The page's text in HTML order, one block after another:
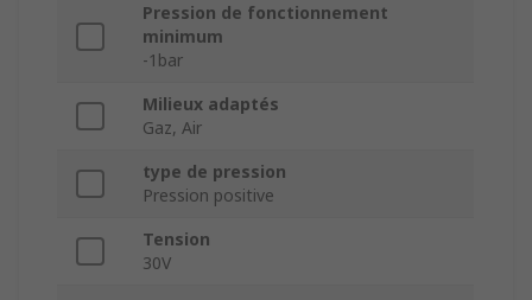
Pression de fonctionnement
minimum
-1bar
Milieux adaptés
Gaz, Air
type de pression
Pression positive
Tension
30V